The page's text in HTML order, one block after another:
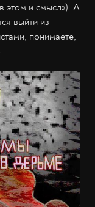
этом и смысл»). А
выйти из
понимаете,